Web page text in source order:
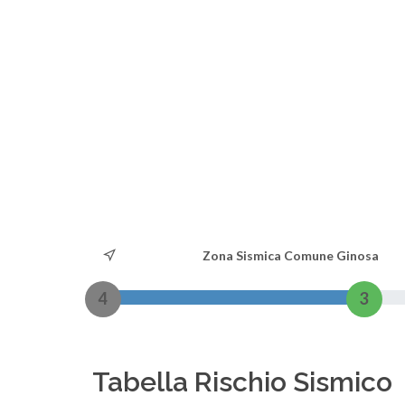
Zona Sismica Comune Ginosa
4 3
Tabella Rischio Sismico